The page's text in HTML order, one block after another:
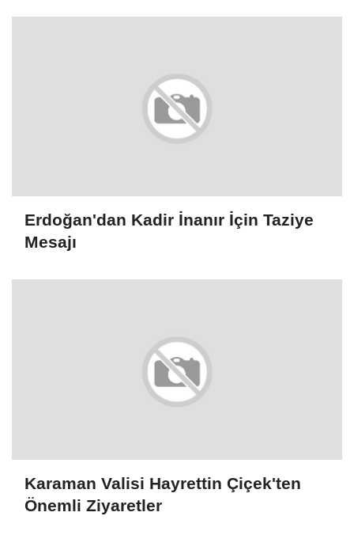
Erdoğan'dan Kadir İnanır İçin Taziye
Mesajı
Karaman Valisi Hayrettin Çiçek'ten
Önemli Ziyaretler